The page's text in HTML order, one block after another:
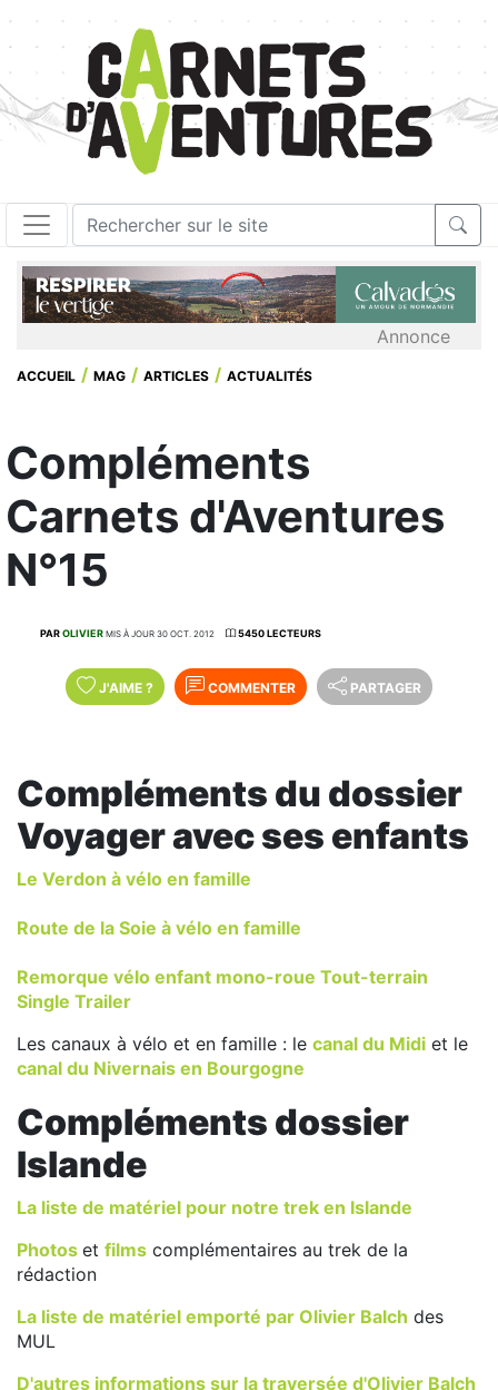
Annonce
ACCUEIL MAG ARTICLES ACTUALITÉS
Compléments
Carnets d'Aventures
N°15
PAROLIVIER MIS À JOUR 30 OCT. 2012 5450 LECTEURS
J'AIME ? COMMENTER PARTAGER
Compléments du dossier
Voyager avec ses enfants
Le Verdon à vélo en famille
Route de la Soie à vélo en famille
Remorque vélo enfant mono-roue Tout-terrain
Single Trailer
Les canaux à vélo et en famille : le canal du Midi et le
canal du Nivernais en Bourgogne
Compléments dossier
Islande
La liste de matériel pour notre trek en Islande
Photos et films complémentaires au trek de la
rédaction
La liste de matériel emporté par Olivier Balch des
MUL
D'autres informations sur la traversée d'Olivier Balch